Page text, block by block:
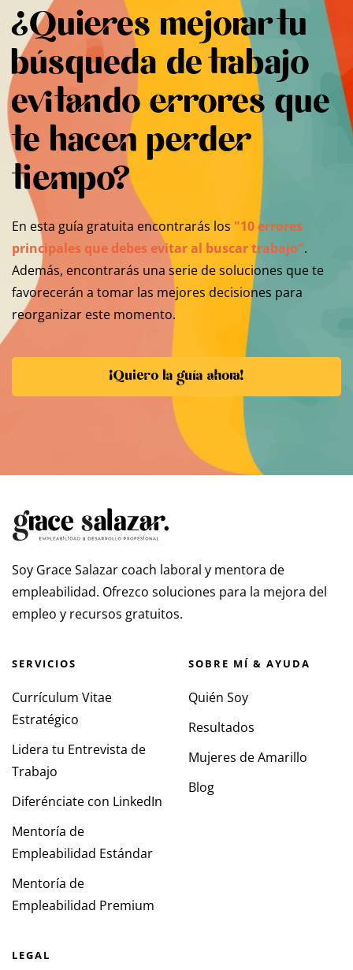
¿Quieres mejorar tu
búsqueda de trabajo
evitando errores que
te hacen perder
tiempo?
En esta guía gratuita encontrarás los "10 errores
principales que debes evitar al buscar trabajo".
Además, encontrarás una serie de soluciones que te
favorecerán a tomar las mejores decisiones para
reorganizar este momento.
¡Quiero la guía ahora!
Soy Grace Salazar coach laboral y mentora de
empleabilidad. Ofrezco soluciones para la mejora del
empleo y recursos gratuitos.
SERVICIOS
Currículum Vitae
Estratégico
Lidera tu Entrevista de
Trabajo
Diferénciate con LinkedIn
Mentoría de
Empleabilidad Estándar
Mentoría de
Empleabilidad Premium
SOBRE MÍ & AYUDA
Quién Soy
Resultados
Mujeres de Amarillo
Blog
LEGAL